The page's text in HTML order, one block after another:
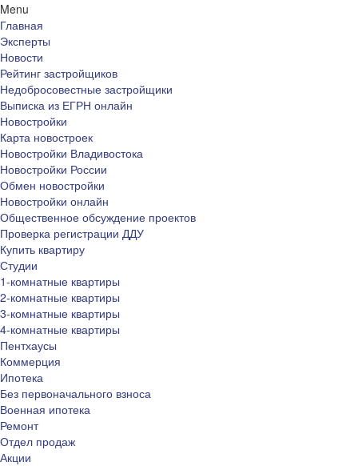
Menu
Главная
Эксперты
Новости
Рейтинг застройщиков
Недобросовестные застройщики
Выписка из ЕГРН онлайн
Новостройки
Карта новостроек
Новостройки Владивостока
Новостройки России
Обмен новостройки
Новостройки онлайн
Общественное обсуждение проектов
Проверка регистрации ДДУ
Купить квартиру
Студии
1-комнатные квартиры
2-комнатные квартиры
3-комнатные квартиры
4-комнатные квартиры
Пентхаусы
Коммерция
Ипотека
Без первоначального взноса
Военная ипотека
Ремонт
Отдел продаж
Акции